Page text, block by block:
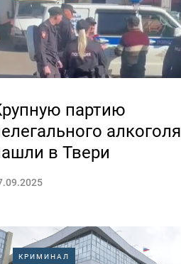
партию
алкоголя
в Твери
КРИМИНАЛ